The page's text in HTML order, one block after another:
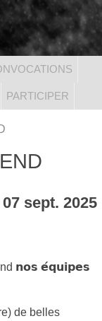
PARTICIPER
07 sept. 2025
𝗻𝗼𝘀 𝗲́𝗾𝘂𝗶𝗽𝗲𝘀
de belles